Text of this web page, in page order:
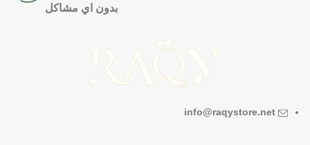
بدون اي مشاكل
info@raqystore.net